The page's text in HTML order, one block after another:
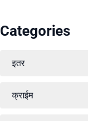
Categories
इतर
क्राईम